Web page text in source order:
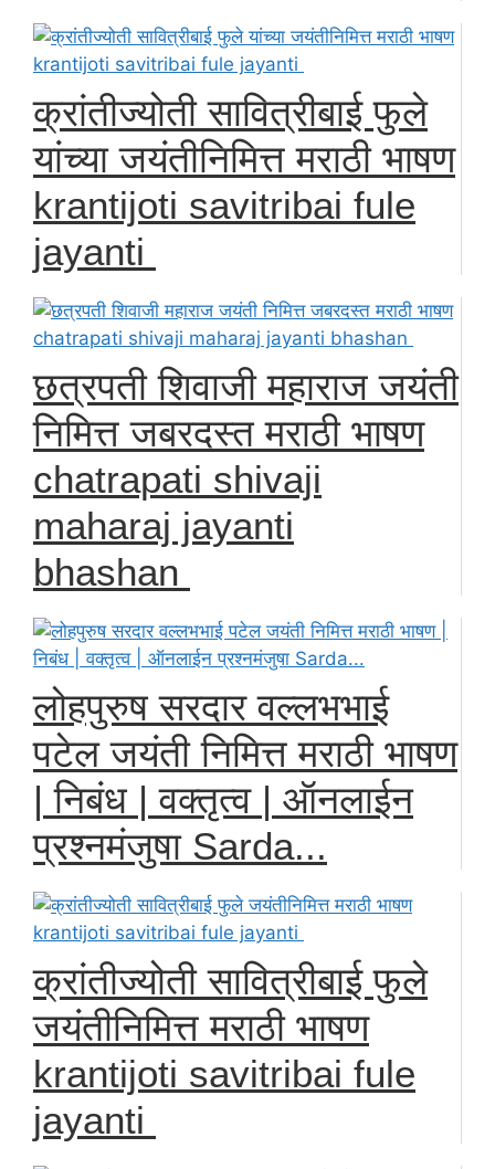
क्रांतीज्योती सावित्रीबाई फुले
यांच्या जयंतीनिमित्त मराठी भाषण
krantijoti savitribai fule
jayanti
छत्रपती शिवाजी महाराज जयंती
निमित्त जबरदस्त मराठी भाषण
chatrapati shivaji
maharaj jayanti
bhashan
लोहपुरुष सरदार वल्लभभाई
पटेल जयंती निमित्त मराठी भाषण
| निबंध | वक्तृत्व | ऑनलाईन
प्रश्नमंजुषा Sarda...
क्रांतीज्योती सावित्रीबाई फुले
जयंतीनिमित्त मराठी भाषण
krantijoti savitribai fule
jayanti